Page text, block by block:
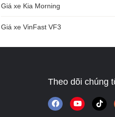
Giá xe Kia Morning
Giá xe VinFast VF3
Theo dõi chúng